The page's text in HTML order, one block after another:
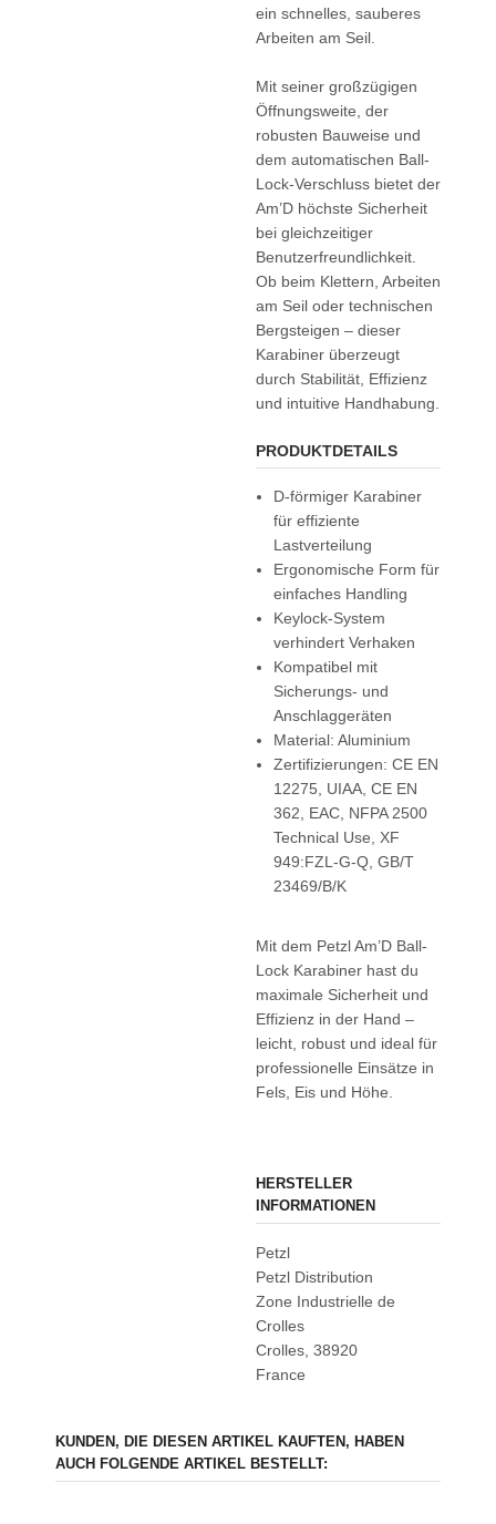
ein schnelles, sauberes
Arbeiten am Seil.
Mit seiner großzügigen
Öffnungsweite, der
robusten Bauweise und
dem automatischen Ball-
Lock-Verschluss bietet der
Am’D höchste Sicherheit
bei gleichzeitiger
Benutzerfreundlichkeit.
Ob beim Klettern, Arbeiten
am Seil oder technischen
Bergsteigen – dieser
Karabiner überzeugt
durch Stabilität, Effizienz
und intuitive Handhabung.
PRODUKTDETAILS
D-förmiger Karabiner
für effiziente
Lastverteilung
Ergonomische Form für
einfaches Handling
Keylock-System
verhindert Verhaken
Kompatibel mit
Sicherungs- und
Anschlaggeräten
Material: Aluminium
Zertifizierungen: CE EN
12275, UIAA, CE EN
362, EAC, NFPA 2500
Technical Use, XF
949:FZL-G-Q, GB/T
23469/B/K
Mit dem Petzl Am’D Ball-
Lock Karabiner hast du
maximale Sicherheit und
Effizienz in der Hand –
leicht, robust und ideal für
professionelle Einsätze in
Fels, Eis und Höhe.
HERSTELLER
INFORMATIONEN
Petzl
Petzl Distribution
Zone Industrielle de
Crolles
Crolles, 38920
France
KUNDEN, DIE DIESEN ARTIKEL KAUFTEN, HABEN
AUCH FOLGENDE ARTIKEL BESTELLT: